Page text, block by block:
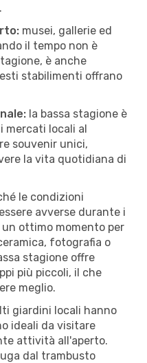
musei, gallerie ed
il tempo non è
è anche
stabilimenti offrano
la bassa stagione è
mercati locali al
souvenir unici,
la vita quotidiana di
le condizioni
avverse durante i
un ottimo momento per
fotografia o
stagione offre
più piccoli, il che
meglio.
giardini locali hanno
ideali da visitare
attività all'aperto.
dal trambusto